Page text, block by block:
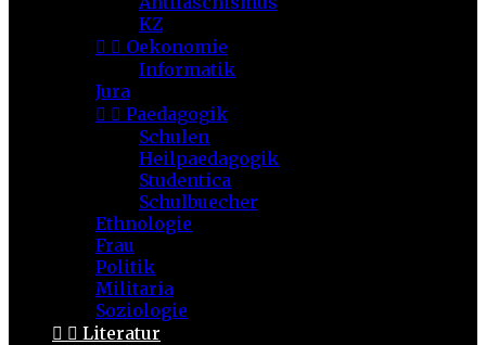
KZ
  Oekonomie
Informatik
Jura
  Paedagogik
Schulen
Heilpaedagogik
Studentica
Schulbuecher
Ethnologie
Frau
Politik
Militaria
Soziologie
  Literatur